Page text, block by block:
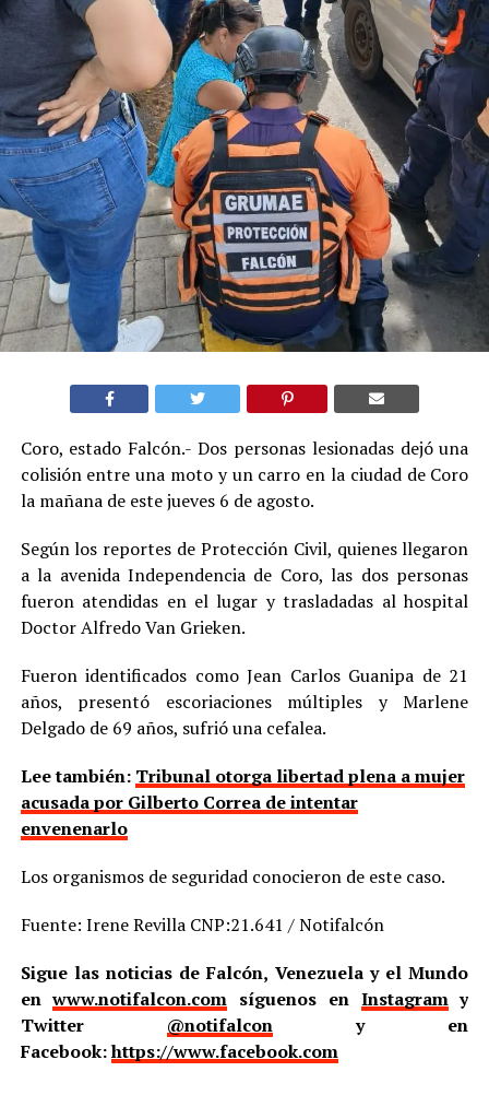
Coro, estado Falcón.- Dos personas lesionadas dejó una
colisión entre una moto y un carro en la ciudad de Coro
la mañana de este jueves 6 de agosto.
Según los reportes de Protección Civil, quienes llegaron
a la avenida Independencia de Coro, las dos personas
fueron atendidas en el lugar y trasladadas al hospital
Doctor Alfredo Van Grieken.
Fueron identificados como Jean Carlos Guanipa de 21
años, presentó escoriaciones múltiples y Marlene
Delgado de 69 años, sufrió una cefalea.
Lee también: Tribunal otorga libertad plena a mujer
acusada por Gilberto Correa de intentar
envenenarlo
Los organismos de seguridad conocieron de este caso.
Fuente: Irene Revilla CNP:21.641 / Notifalcón
Sigue las noticias de Falcón, Venezuela y el Mundo
enwww.notifalcon.com síguenos en Instagramy
Twitter @notifalcony en
Facebook:https://www.facebook.com